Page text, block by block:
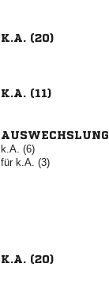
K.A. (20)
K.A. (11)
AUSWECHSLUNG
k.A. (6)
für k.A. (3)
K.A. (20)